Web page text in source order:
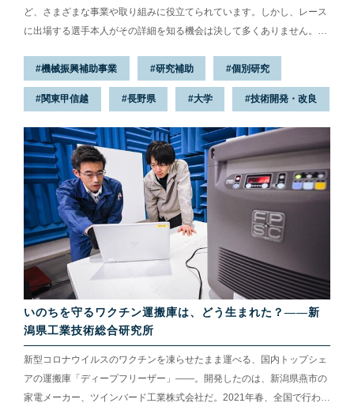
ど、さまざまな事業や取り組みに役立てられています。しかし、レース
に出場する選手本人がその詳細を知る機会は決して多くありません。そ
問。自分たちの活躍によって生まれた売上の一部がどんな風に社会の役
に立っているのか？その答えを探りに行きます。
機械振興補助事業 研究補助 個別研究
関東甲信越 長野県 大学 技術開発・改良
いのちを守るワクチン運搬庫は、どう生まれた？——新
潟県工業技術総合研究所
新型コロナウイルスのワクチンを凍らせたまま運べる、国内トップシェ
アの運搬庫「ディープフリーザー」——。開発したのは、新潟県燕市の
家電メーカー、ツインバード工業株式会社だ。2021年春、全国で行われ